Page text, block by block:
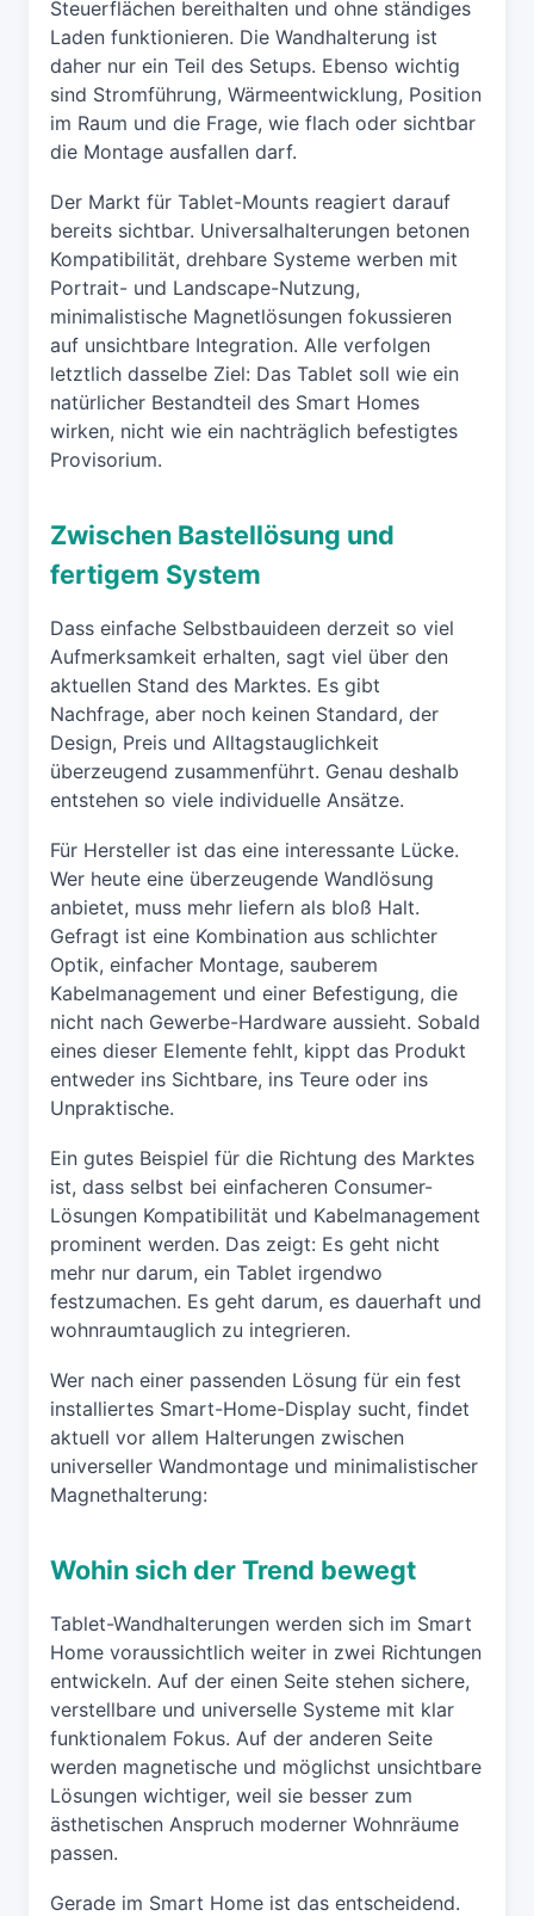
Steuerflächen bereithalten und ohne ständiges
Laden funktionieren. Die Wandhalterung ist
daher nur ein Teil des Setups. Ebenso wichtig
sind Stromführung, Wärmeentwicklung, Position
im Raum und die Frage, wie flach oder sichtbar
die Montage ausfallen darf.
Der Markt für Tablet-Mounts reagiert darauf
bereits sichtbar. Universalhalterungen betonen
Kompatibilität, drehbare Systeme werben mit
Portrait- und Landscape-Nutzung,
minimalistische Magnetlösungen fokussieren
auf unsichtbare Integration. Alle verfolgen
letztlich dasselbe Ziel: Das Tablet soll wie ein
natürlicher Bestandteil des Smart Homes
wirken, nicht wie ein nachträglich befestigtes
Provisorium.
Zwischen Bastellösung und
fertigem System
Dass einfache Selbstbauideen derzeit so viel
Aufmerksamkeit erhalten, sagt viel über den
aktuellen Stand des Marktes. Es gibt
Nachfrage, aber noch keinen Standard, der
Design, Preis und Alltagstauglichkeit
überzeugend zusammenführt. Genau deshalb
entstehen so viele individuelle Ansätze.
Für Hersteller ist das eine interessante Lücke.
Wer heute eine überzeugende Wandlösung
anbietet, muss mehr liefern als bloß Halt.
Gefragt ist eine Kombination aus schlichter
Optik, einfacher Montage, sauberem
Kabelmanagement und einer Befestigung, die
nicht nach Gewerbe-Hardware aussieht. Sobald
eines dieser Elemente fehlt, kippt das Produkt
entweder ins Sichtbare, ins Teure oder ins
Unpraktische.
Ein gutes Beispiel für die Richtung des Marktes
ist, dass selbst bei einfacheren Consumer-
Lösungen Kompatibilität und Kabelmanagement
prominent werden. Das zeigt: Es geht nicht
mehr nur darum, ein Tablet irgendwo
festzumachen. Es geht darum, es dauerhaft und
wohnraumtauglich zu integrieren.
Wer nach einer passenden Lösung für ein fest
installiertes Smart-Home-Display sucht, findet
aktuell vor allem Halterungen zwischen
universeller Wandmontage und minimalistischer
Magnethalterung:
Wohin sich der Trend bewegt
Tablet-Wandhalterungen werden sich im Smart
Home voraussichtlich weiter in zwei Richtungen
entwickeln. Auf der einen Seite stehen sichere,
verstellbare und universelle Systeme mit klar
funktionalem Fokus. Auf der anderen Seite
werden magnetische und möglichst unsichtbare
Lösungen wichtiger, weil sie besser zum
ästhetischen Anspruch moderner Wohnräume
passen.
Gerade im Smart Home ist das entscheidend.